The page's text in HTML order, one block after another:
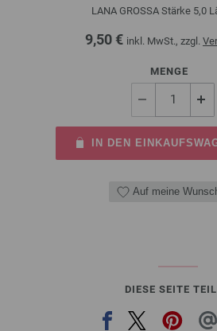
LANA GROSSA Stärke 5,0
9,50 € inkl. MwSt., zzgl.
MENGE
IN DEN
Auf meine
DIESE SEITE